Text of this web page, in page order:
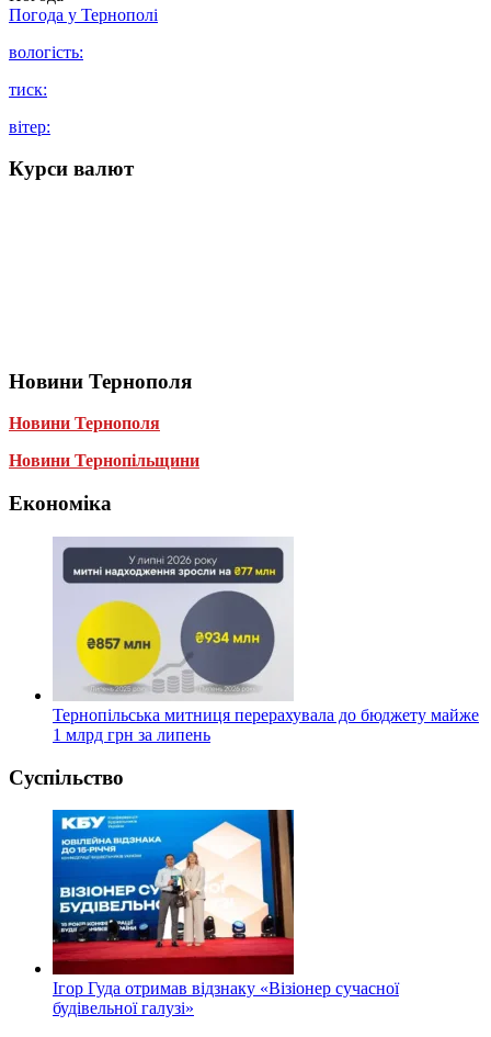
Погода у Тернополі
вологість:
тиск:
вітер:
Курси валют
Новини Тернополя
Новини Тернополя
Новини Тернопільщини
Економіка
Тернопільська митниця перерахувала до бюджету майже
1 млрд грн за липень
Суспільство
Ігор Гуда отримав відзнаку «Візіонер сучасної
будівельної галузі»